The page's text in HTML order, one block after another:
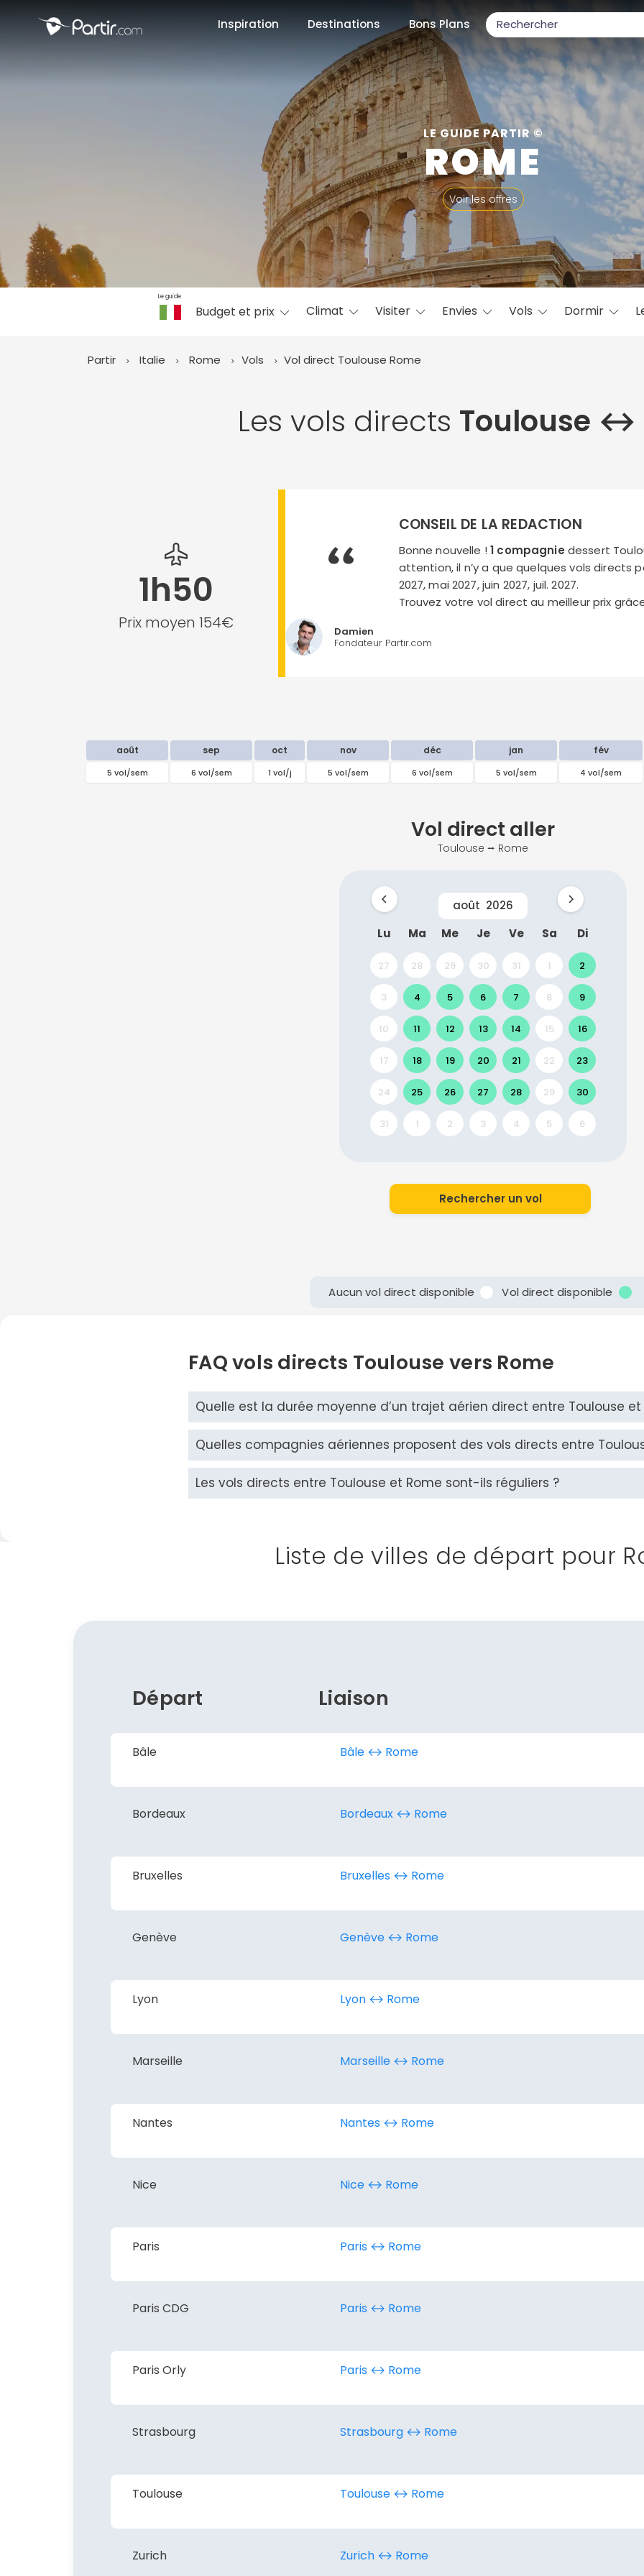
Inspiration Destinations Bons Plans
LE GUIDE PARTIR ©
ROME
Voir les offres
Le guide
Budget et prix Climat Visiter Envies Vols Dormir
Partir Italie Rome Vols Vol direct Toulouse Rome
Les vols directs Toulouse ↔︎
1h50
Prix moyen 154€
CONSEIL DE LA REDACTION
Bonne nouvelle !1 compagnie dessert
attention, il n’y a que quelques vols directs
2027, mai 2027, juin 2027, juil. 2027.
Trouvez votre vol direct au meilleur prix
Damien
Fondateur Partir.com
août sep oct nov déc jan fév
5 vol/sem 6 vol/sem 1 vol/j 5 vol/sem 6 vol/sem 5 vol/sem 4 vol/sem
Vol direct aller
Toulouse ⭢ Rome
août 2026
Lu
Ma Me Je Ve Sa Di
27 28 29 30 31 1 2
3 4 5 6 7 8 9
10 11 12 13 14 15 16
17 18 19 20 21 22 23
24 25 26 27 28 29 30
31 1 2 3 4 5 6
Rechercher un vol
Aucun vol direct disponible Vol direct disponible
FAQ vols directs Toulouse vers Rome
Quelle est la durée moyenne d’un trajet aérien direct entre Toulouse et
Quelles compagnies aériennes proposent des vols directs entre
Les vols directs entre Toulouse et Rome sont-ils réguliers ?
Liste de villes de départ pour
Départ Liaison
Bâle Bâle ↔︎ Rome
Bordeaux Bordeaux ↔︎ Rome
Bruxelles Bruxelles ↔︎ Rome
Genève Genève ↔︎ Rome
Lyon Lyon ↔︎ Rome
Marseille Marseille ↔︎ Rome
Nantes Nantes ↔︎ Rome
Nice Nice ↔︎ Rome
Paris Paris ↔︎ Rome
Paris CDG Paris ↔︎ Rome
Paris Orly Paris ↔︎ Rome
Strasbourg Strasbourg ↔︎ Rome
Toulouse Toulouse ↔︎ Rome
Zurich Zurich ↔︎ Rome
Continuer avec Apple
📍 Destinations populaires
☀️ Où partir par mois
Janvier
Février Mars Avril Mai Juin Août
Octobre
Novembre Décembre
✨ Envies populaires